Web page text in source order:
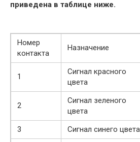
приведена в таблице ниже.
Номер
контакта
Назначение
1
Сигнал красного
цвета
2
Сигнал зеленого
цвета
3 Сигнал синего цвета